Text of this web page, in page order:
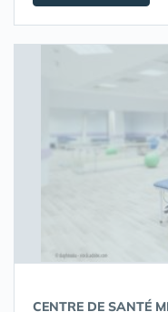
CENTRE DE SANTÉ